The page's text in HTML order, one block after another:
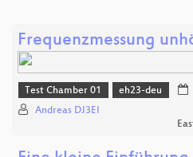
Frequenzmessung
Test Chamber 01 eh23-deu
Andreas DJ3EI